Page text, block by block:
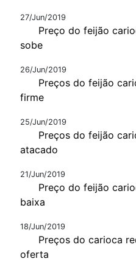
27/Jun/2019
Preço do feijão
sobe
26/Jun/2019
Preços do feijão
firme
25/Jun/2019
Preços do feijão
atacado
21/Jun/2019
Preço do feijão
baixa
18/Jun/2019
Preços do carioca
oferta